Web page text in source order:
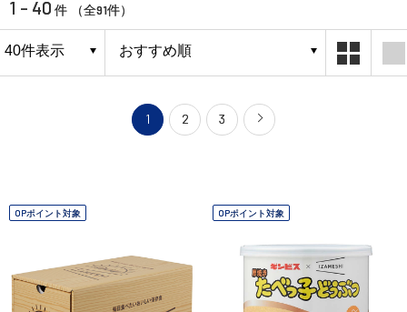
1 - 40 件 （全91件）
1 2 3
OPポイント対象 OPポイント対象